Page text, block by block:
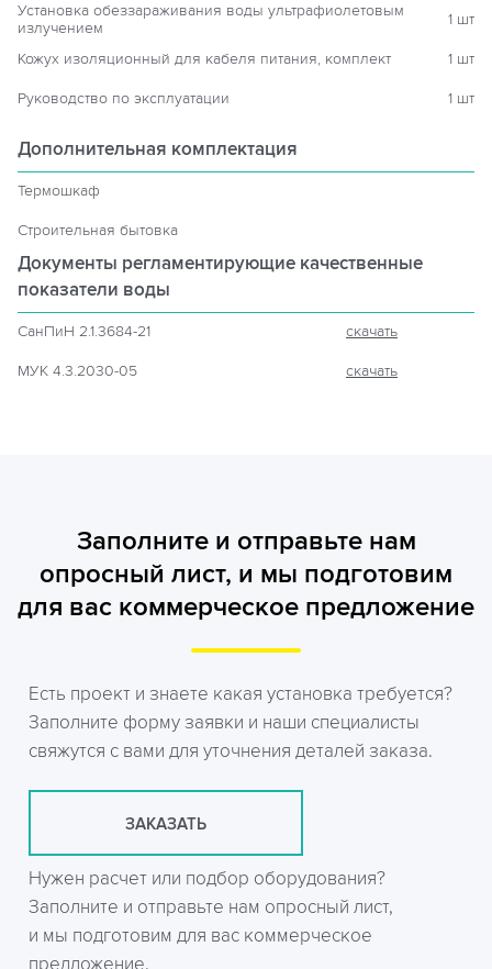
Установка обеззараживания воды ультрафиолетовым
излучением
1 шт
Кожух изоляционный для кабеля питания, комплект 1 шт
Руководство по эксплуатации 1 шт
Дополнительная комплектация
Термошкаф
Строительная бытовка
Документы регламентирующие качественные
показатели воды
СанПиН 2.1.3684-21 скачать
МУК 4.3.2030-05 скачать
Заполните и отправьте нам
опросный лист, и мы подготовим
для вас коммерческое предложение
Есть проект и знаете какая установка требуется?
Заполните форму заявки и наши специалисты
свяжутся с вами для уточнения деталей заказа.
ЗАКАЗАТЬ
Нужен расчет или подбор оборудования?
Заполните и отправьте нам опросный лист,
и мы подготовим для вас коммерческое
предложение.